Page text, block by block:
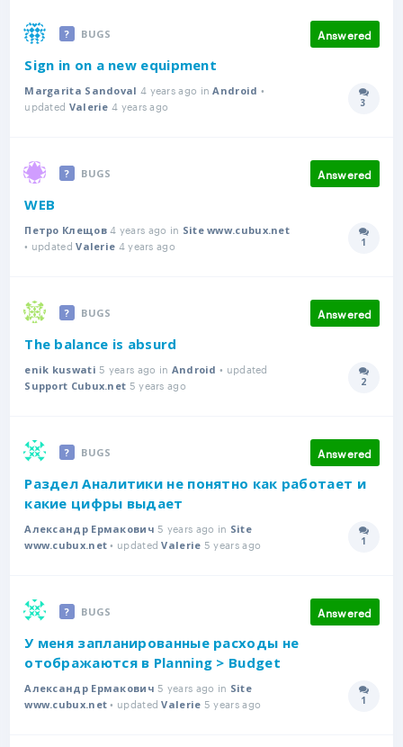
BUGS Answered
Sign in on a new equipment
Margarita Sandoval 4 years ago inAndroid •
updated Valerie 4 years ago 3
BUGS Answered
WEB
Петро Клещов4 years ago in Site www.cubux.net
• updatedValerie 4 years ago 1
BUGS Answered
The balance is absurd
enik kuswati 5 years ago in Android • updated
Support Cubux.net 5 years ago 2
BUGS Answered
Раздел Аналитики не понятно как работает и
какие цифры выдает
Александр Ермакович 5 years ago in Site
www.cubux.net • updatedValerie 5 years ago 1
BUGS Answered
У меня запланированные расходы не
отображаются в Planning > Budget
Александр Ермакович 5 years ago in Site
www.cubux.net • updatedValerie 5 years ago 1